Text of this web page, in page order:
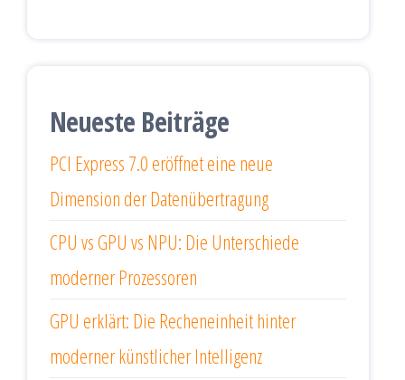
Neueste Beiträge
PCI Express 7.0 eröffnet eine neue
Dimension der Datenübertragung
CPU vs GPU vs NPU: Die Unterschiede
moderner Prozessoren
GPU erklärt: Die Recheneinheit hinter
moderner künstlicher Intelligenz